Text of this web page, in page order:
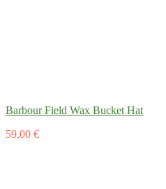
Barbour Field Wax Bucket Hat
59,00 €